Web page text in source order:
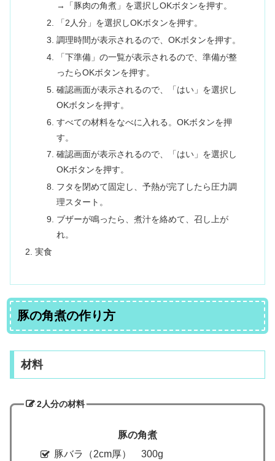
→「豚肉の角煮」を選択しOKボタンを押す。
「2人分」を選択しOKボタンを押す。
調理時間が表示されるので、OKボタンを押す。
「下準備」の一覧が表示されるので、準備が整
ったらOKボタンを押す。
確認画面が表示されるので、「はい」を選択し
OKボタンを押す。
すべての材料をなべに入れる。OKボタンを押
す。
確認画面が表示されるので、「はい」を選択し
OKボタンを押す。
フタを閉めて固定し、予熱が完了したら圧力調
理スタート。
ブザーが鳴ったら、煮汁を絡めて、召し上が
れ。
実食
豚の角煮の作り方
材料
2人分の材料
豚の角煮
豚バラ（2cm厚） 300g